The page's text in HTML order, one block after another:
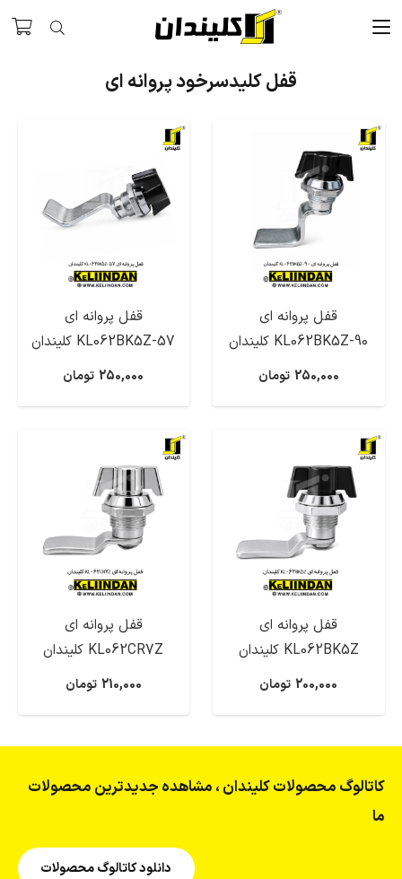
قفل کلیدسرخود پروانه ای
قفل پروانه ای
KL062BK5Z-90 کلیندان
250,000 تومان
قفل پروانه ای
KL062BK5Z-57 کلیندان
250,000 تومان
قفل پروانه ای
KL062BK5Z کلیندان
200,000 تومان
قفل پروانه ای
KL062CR7Z کلیندان
210,000 تومان
کاتالوگ محصولات کلیندان ، مشاهده جدیدترین محصولات
ما
دانلود کاتالوگ محصولات